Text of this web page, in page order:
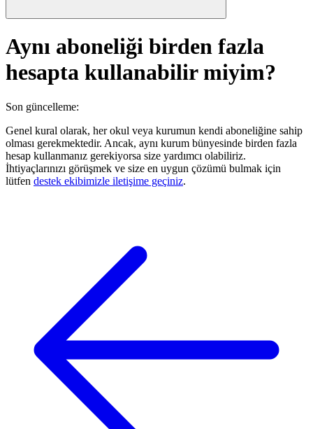
Aynı aboneliği birden fazla
hesapta kullanabilir miyim?
Son güncelleme:
Genel kural olarak, her okul veya kurumun kendi aboneliğine sahip
olması gerekmektedir. Ancak, aynı kurum bünyesinde birden fazla
hesap kullanmanız gerekiyorsa size yardımcı olabiliriz.
İhtiyaçlarınızı görüşmek ve size en uygun çözümü bulmak için
lütfen destek ekibimizle iletişime geçiniz.